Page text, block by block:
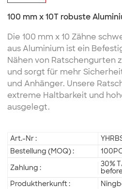
100 mm x 10T robuste
Die 100 mm x 10 Zähne
aus Aluminium ist ein
Nähen von Ratschengurten
und sorgt für mehr
und Anhänger. Unsere
extreme Haltbarkeit und
ausgelegt.
Art.-Nr :
Bestellung (MOQ) :
Zahlung :
30%
Produktherkunft :